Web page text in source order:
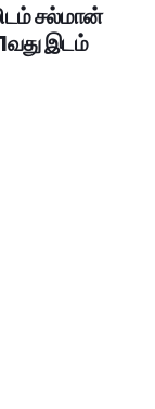
சல்மான்
இடம்